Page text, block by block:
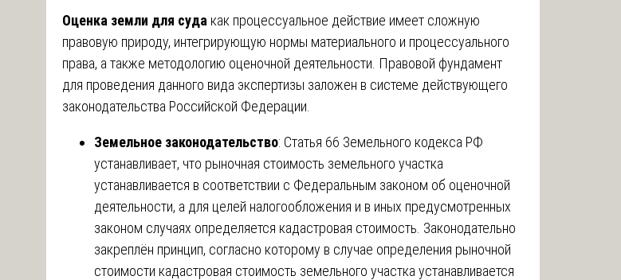
Оценка земли для суда как процессуальное действие имеет сложную
правовую природу, интегрирующую нормы материального и процессуального
права, а также методологию оценочной деятельности. Правовой фундамент
для проведения данного вида экспертизы заложен в системе действующего
законодательства Российской Федерации.
Земельное законодательство: Статья 66 Земельного кодекса РФ
устанавливает, что рыночная стоимость земельного участка
устанавливается в соответствии с Федеральным законом об оценочной
деятельности, а для целей налогообложения и в иных предусмотренных
законом случаях определяется кадастровая стоимость. Законодательно
закреплён принцип, согласно которому в случае определения рыночной
стоимости кадастровая стоимость земельного участка устанавливается